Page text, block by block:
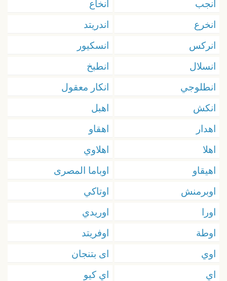
انجب
انخاع
انخرع
اندريتد
انركس
انسكيور
انسلال
انطبخ
انطلوجي
انكار معقول
انكش
اهبل
اهدار
اهقاو
اهلا
اهلاوي
اهيقاو
اوباما المصرى
اوبرمنش
اوتاكي
اورا
اوريدي
اوطة
اوفريتد
اوي
اى بتنجان
اي
اي كيو